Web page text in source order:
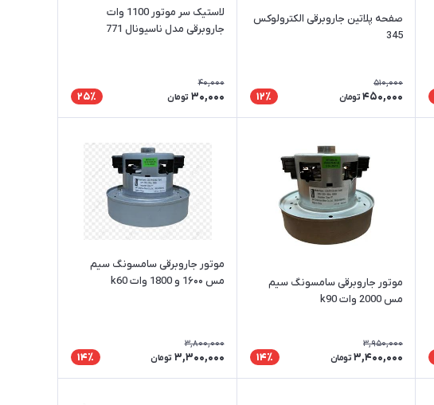
صفحه پلاتین جاروبرقی الکترولوکس
345
510,000
450,000 تومان 12٪
لاستیک سر موتور 1100 وات
جاروبرقی مدل ناسیونال 771
40,000
30,000 تومان 25٪
موتور جاروبرقی سامسونگ سیم
مس 2000 وات k90
3,950,000
3,400,000 تومان 14٪
موتور جاروبرقی سامسونگ سیم
مس 1۶۰۰ و 1800 وات k60
3,800,000
3,300,000 تومان 14٪